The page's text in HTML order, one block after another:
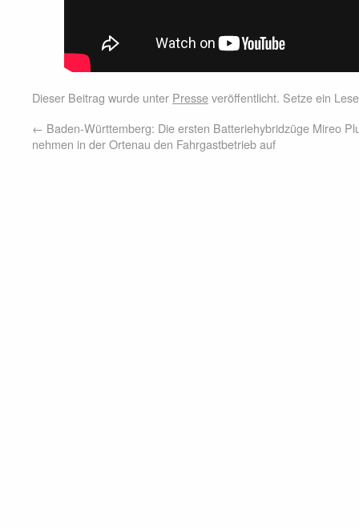
Dieser Beitrag wurde unter Presseveröffentlicht. Setze ein
← Baden-Württemberg: Die ersten Batteriehybridzüge Mireo
nehmen in der Ortenau den Fahrgastbetrieb auf